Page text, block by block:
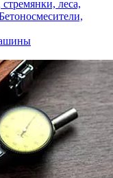
леса,